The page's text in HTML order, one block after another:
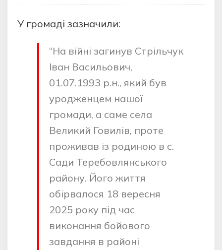
У громаді зазначили:
“На війні загинув Стрільчук
Іван Васильович,
01.07.1993 р.н., який був
уродженцем нашої
громади, а саме села
Великий Говилів, проте
проживав із родиною в с.
Сади Теребовлянського
району. Його життя
обірвалося 18 вересня
2025 року під час
виконання бойового
завдання в районі